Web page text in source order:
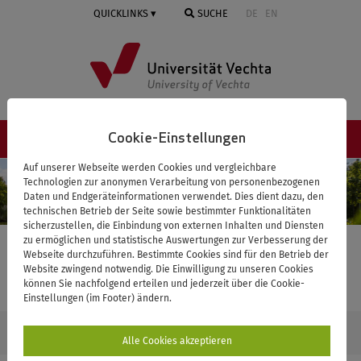
Cookie-Einstellungen
Auf unserer Webseite werden Cookies und vergleichbare
Technologien zur anonymen Verarbeitung von personenbezogenen
Daten und Endgeräteinformationen verwendet. Dies dient dazu, den
technischen Betrieb der Seite sowie bestimmter Funktionalitäten
sicherzustellen, die Einbindung von externen Inhalten und Diensten
zu ermöglichen und statistische Auswertungen zur Verbesserung der
Webseite durchzuführen. Bestimmte Cookies sind für den Betrieb der
Website zwingend notwendig. Die Einwilligung zu unseren Cookies
können Sie nachfolgend erteilen und jederzeit über die Cookie-
Einstellungen (im Footer) ändern.
Alle Cookies akzeptieren
QUICKLINKS SUCHE DE EN
NAVIGATION ≡
© Universität Vechta
Graduiertenzentrum
STARTSEITE GRADUIERTENZENTRUM HABILITATION
KUMULATIVE
HABILITATIONEN DER FAKULTÄT I